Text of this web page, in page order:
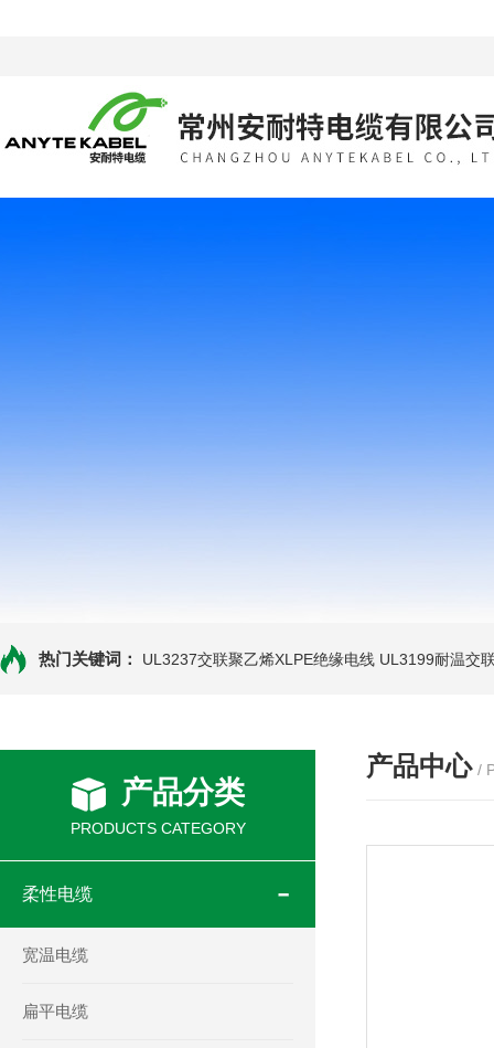
热门关键词： UL3237交联聚乙烯XLPE绝缘电线 UL3199耐温交
产品分类
PRODUCTS CATEGORY
柔性电缆
宽温电缆
扁平电缆
产品中心 /